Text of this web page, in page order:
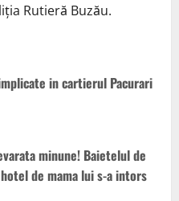
Rutieră Buzău.
in cartierul Pacurari
minune! Baietelul de
de mama lui s-a intors